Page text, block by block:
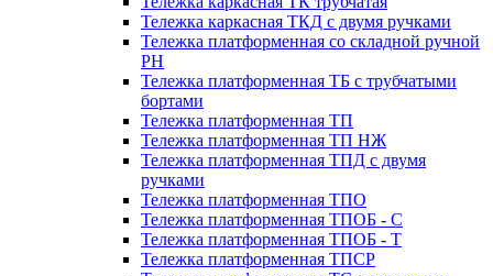
Тележка каркасная ТКД с двумя ручками
Тележка платформенная со складной ручной
PH
Тележка платформенная ТБ с трубчатыми
бортами
Тележка платформенная ТП
Тележка платформенная ТП НЖ
Тележка платформенная ТПД с двумя
ручками
Тележка платформенная ТПО
Тележка платформенная ТПОБ - С
Тележка платформенная ТПОБ - Т
Тележка платформенная ТПСР